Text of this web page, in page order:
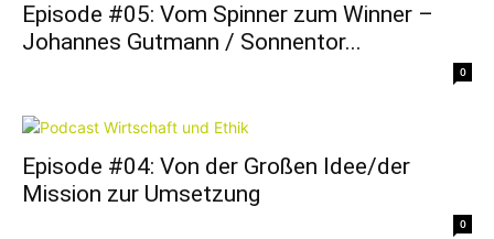
Episode #05: Vom Spinner zum Winner –
Johannes Gutmann / Sonnentor...
0
Episode #04: Von der Großen Idee/der
Mission zur Umsetzung
0